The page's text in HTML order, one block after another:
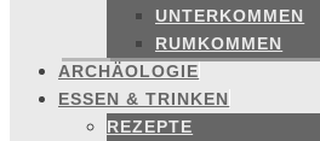
UNTERKOMMEN
RUMKOMMEN
ARCHÄOLOGIE
ESSEN & TRINKEN
REZEPTE